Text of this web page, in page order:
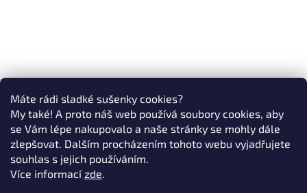
Máte rádi sladké sušenky cookies?
My také! A proto náš web používá soubory cookies, aby
se Vám lépe nakupovalo a naše stránky se mohly dále
zlepšovat. Dalším procházením tohoto webu vyjadřujete
souhlas s jejich používáním.
Více informacízde.